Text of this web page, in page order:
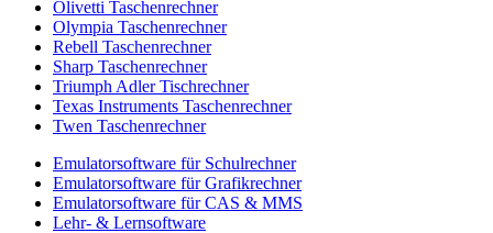
Olivetti Taschenrechner
Olympia Taschenrechner
Rebell Taschenrechner
Sharp Taschenrechner
Triumph Adler Tischrechner
Texas Instruments Taschenrechner
Twen Taschenrechner
Emulatorsoftware für Schulrechner
Emulatorsoftware für Grafikrechner
Emulatorsoftware für CAS & MMS
Lehr- & Lernsoftware